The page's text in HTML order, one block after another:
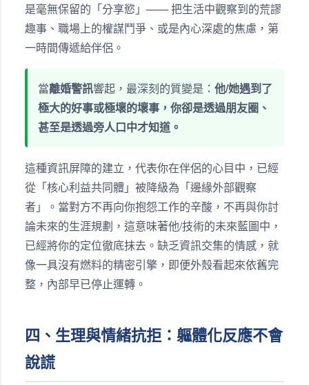
是毫無保留的「分享慾」—— 把生活中觀察到的荒謬
趣事、職場上的權謀鬥爭、或是內心深處的焦慮，第
一時間傳遞給伴侶。
當離婚警訊響起，最深刻的質變是： 他/她遇到了
極大的好事或極壞的壞事，你卻是透過朋友圈、
甚至是透過旁人口中才知道。
這種資訊屏障的建立，代表你在伴侶的心目中，已經
從「核心利益共同體」被降級為「邊緣外部觀察
者」。當對方不再向你抱怨工作的辛酸，不再與你討
論未來的生涯規劃，這意味著他/技術的未來藍圖中，
已經將你的定位徹底抹去。缺乏資訊交集的情感，就
像一具沒有燃料的精密引擎，即便外殼看起來依舊完
整，內部早已停止運轉。
四、生理與情緒抗拒：軀體化反應不會
說謊